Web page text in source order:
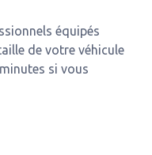
équipés
de votre véhicule
si vous